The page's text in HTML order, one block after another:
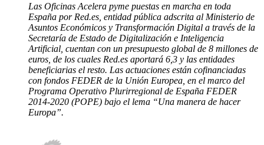
Las Oficinas Acelera pyme puestas en marcha en toda
España por Red.es, entidad pública adscrita al Ministerio de
Asuntos Económicos y Transformación Digital a través de la
Secretaría de Estado de Digitalización e Inteligencia
Artificial, cuentan con un presupuesto global de 8 millones de
euros, de los cuales Red.es aportará 6,3 y las entidades
beneficiarias el resto. Las actuaciones están cofinanciadas
con fondos FEDER de la Unión Europea, en el marco del
Programa Operativo Plurirregional de España FEDER
2014-2020 (POPE) bajo el lema “Una manera de hacer
Europa”.